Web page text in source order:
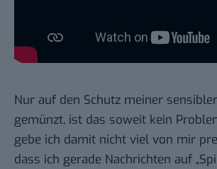
Nur auf den Schutz meiner
gemünzt, ist das soweit kein
gebe ich damit nicht viel von mir
dass ich gerade Nachrichten auf